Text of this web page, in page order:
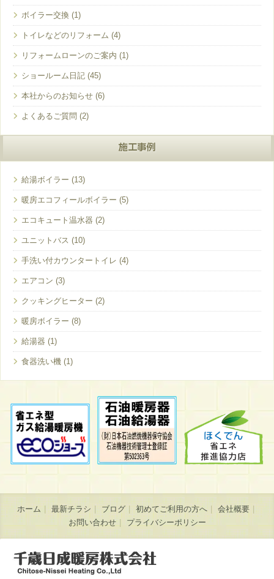
ボイラー交換
トイレなどのリフォーム
リフォームローンのご案内
ショールーム日記
本社からのお知らせ
よくあるご質問
施工事例
給湯ボイラー
暖房エコフィールボイラー
エコキュート温水器
ユニットバス
手洗い付カウンタートイレ
エアコン
クッキングヒーター
暖房ボイラー
給湯器
食器洗い機
ホーム 最新チラシ ブログ 初めてご利用の方へ
会社概要
お問い合わせ
プライバシーポリシー